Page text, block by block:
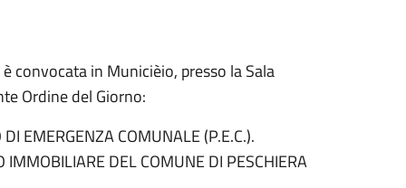
è convocata in Municièio, presso la Sala
Ordine del Giorno:
EMERGENZA COMUNALE (P.E.C.).
IMMOBILIARE DEL COMUNE DI PESCHIERA